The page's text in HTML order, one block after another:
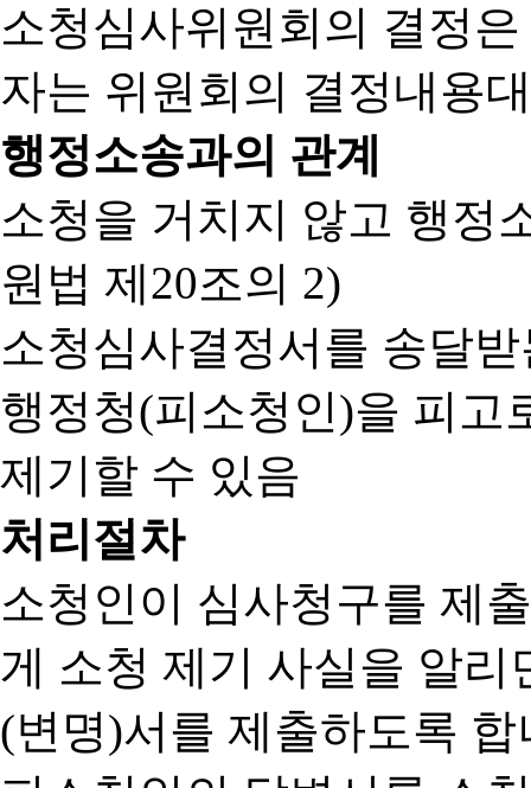
소청심사위원회의 결정
자는 위원회의 결정내용
행정소송과의 관계
소청을 거치지 않고 행정
원법 제20조의 2)
소청심사결정서를 송달
행정청(피소청인)을 피고
제기할 수 있음
처리절차
소청인이 심사청구를 제
게 소청 제기 사실을 알
(변명)서를 제출하도록 합